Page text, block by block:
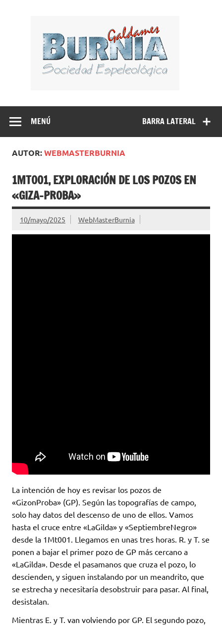
Espeleología Caving Encartaciones Bizkaia Galdames
Turtziotz -Trucios Karrantza – Carranza. Cueva, sima,
Leize, Kobazulo, CaveBARRA LATERAL
MENÚ
AUTOR:WEBMASTERBURNIA
1MT001, EXPLORACIÓN DE LOS POZOS EN
«GIZA-PROBA»
10/mayo/2025 WebMasterBurnia
La intención de hoy es revisar los pozos de
«GizonProba» (GP). Según las topografías de campo,
solo hay datos del descenso de uno de ellos. Vamos
hasta el cruce entre «LaGilda» y «SeptiembreNegro»
desde la 1Mt001. Llegamos en unas tres horas. R. y T. se
ponen a bajar el primer pozo de GP más cercano a
«LaGilda». Desde el pasamanos que cruza el pozo, lo
descienden, y siguen instalando por un meandrito, que
se estrecha y necesitaría desobstruir para pasar. Al final,
desistalan.
Mientras E. y T. van volviendo por GP. El segundo pozo,